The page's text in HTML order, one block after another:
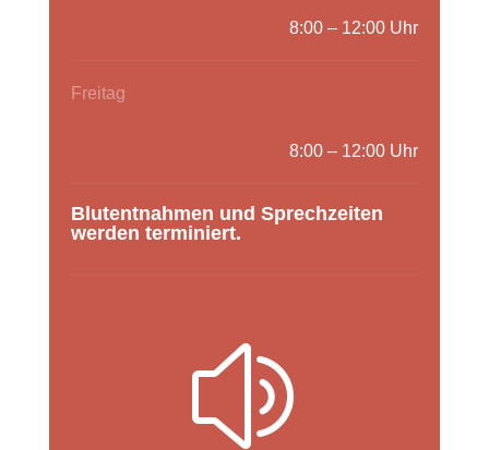
8:00 – 12:00 Uhr
Freitag
8:00 – 12:00 Uhr
Blutentnahmen und Sprechzeiten
werden terminiert.
z